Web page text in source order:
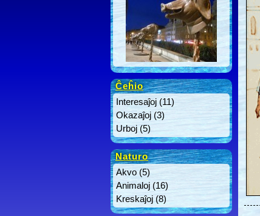
Ĉeĥio
Interesaĵoj (11)
Okazaĵoj (3)
Urboj (5)
Naturo
Akvo (5)
Animaloj (16)
Kreskaĵoj (8)